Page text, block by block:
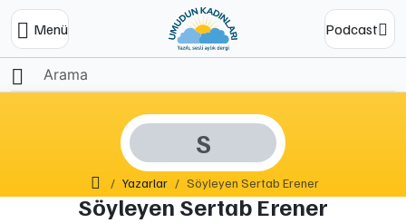
Menü Podcast
S
Ana SayfaYazarlar Söyleyen Sertab Erener
Söyleyen Sertab Erener